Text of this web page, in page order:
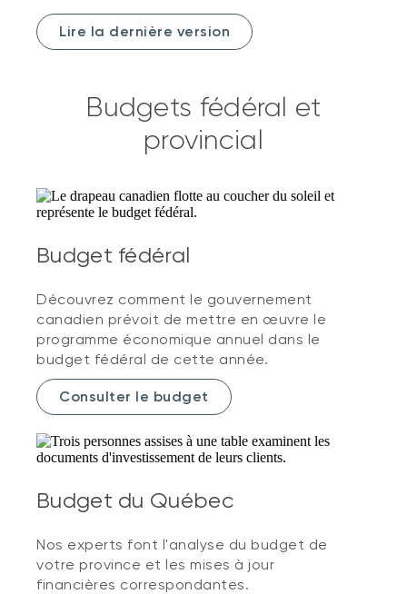
Lire la dernière version
Budgets fédéral et
provincial
Budget fédéral
Découvrez comment le gouvernement
canadien prévoit de mettre en œuvre le
programme économique annuel dans le
budget fédéral de cette année.
Consulter le budget
Budget du Québec
Nos experts font l'analyse du budget de
votre province et les mises à jour
financières correspondantes.